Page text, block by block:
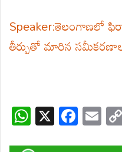
Speaker:తెలంగాణలో
తీర్పుతో మారిన
W
h
X F
ac
E
m